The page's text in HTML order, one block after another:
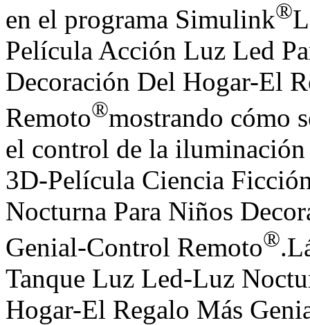
en el programa Simulink®
Película Acción Luz Led
Decoración Del Hogar-El
Remoto®mostrando cómo
el control de la
3D-Película Ciencia
Nocturna Para Niños
Genial-Control Remoto®
Tanque Luz Led-Luz
Hogar-El Regalo Más